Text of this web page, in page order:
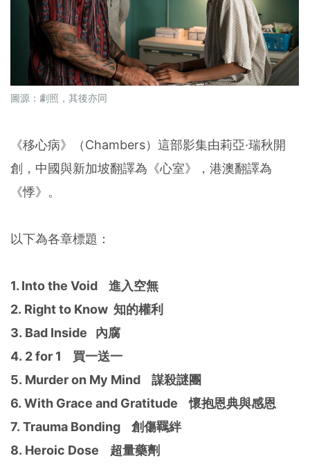
圖源：劇照，其後亦同
《移心病》（Chambers）這部影集由莉亞·瑞秋開
創，中國與新加坡翻譯為《心室》，港澳翻譯為
《悸》。
以下為各章標題：
1. Into the Void 進入空無
2. Right to Know 知的權利
3. Bad Inside 內腐
4. 2 for 1 買一送一
5. Murder on My Mind 謀殺謎團
6. With Grace and Gratitude 懷抱恩典與感恩
7. Trauma Bonding 創傷羈絆
8. Heroic Dose 超量藥劑